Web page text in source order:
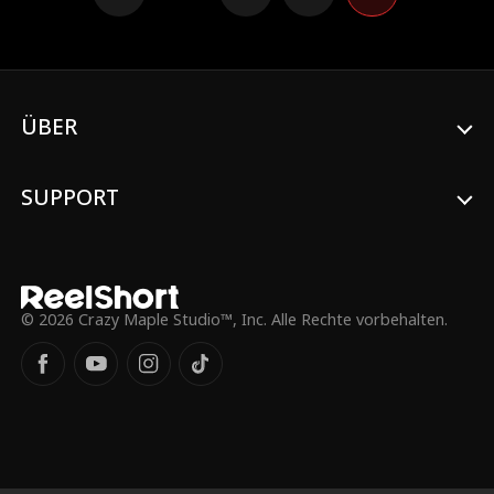
übertreffen, um Chefköchin zu werden?
ÜBER
SUPPORT
© 2026 Crazy Maple Studio™, Inc. Alle Rechte vorbehalten.